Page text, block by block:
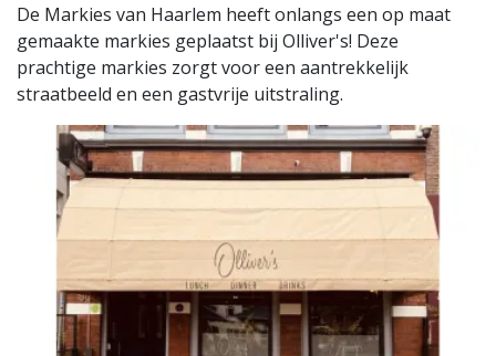
De Markies van Haarlem heeft onlangs een op maat
gemaakte markies geplaatst bij Olliver's! Deze
prachtige markies zorgt voor een aantrekkelijk
straatbeeld en een gastvrije uitstraling.